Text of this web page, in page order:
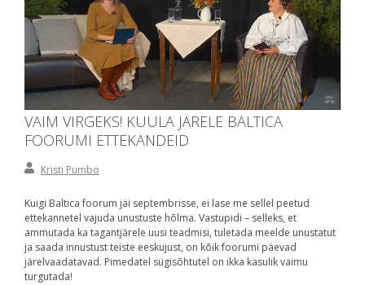
VAIM VIRGEKS! KUULA JÄRELE BALTICA
FOORUMI ETTEKANDEID
Kristi Pumbo
Kuigi Baltica foorum jäi septembrisse, ei lase me sellel peetud
ettekannetel vajuda unustuste hõlma. Vastupidi – selleks, et
ammutada ka tagantjärele uusi teadmisi, tuletada meelde unustatut
ja saada innustust teiste eeskujust, on kõik foorumi päevad
järelvaadatavad. Pimedatel sügisõhtutel on ikka kasulik vaimu
turgutada!